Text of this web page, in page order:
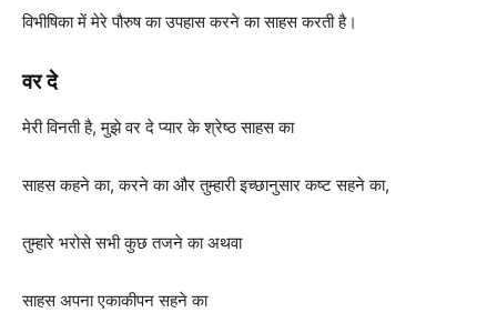
विभीषिका में मेरे पौरुष का उपहास करने का साहस करती है।
वर दे
मेरी विनती है, मुझे वर दे प्यार के श्रेष्ठ साहस का
साहस कहने का, करने का और तुम्हारी इच्छानुसार कष्ट सहने का,
तुम्हारे भरोसे सभी कुछ तजने का अथवा
साहस अपना एकाकीपन सहने का